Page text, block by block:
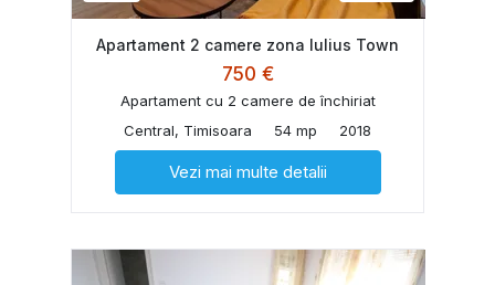
Apartament 2 camere zona Iulius Town
750 €
Apartament cu 2 camere de închiriat
Central, Timisoara
54 mp 2018
Vezi mai multe detalii